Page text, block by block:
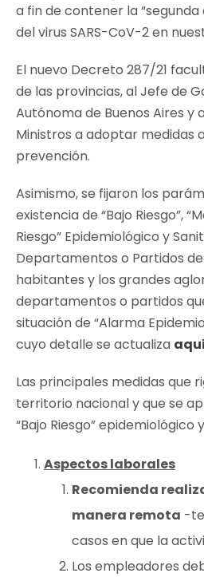
a fin de contener la
del virus SARS-CoV-2 en
El nuevo Decreto 287/21
de las provincias, al Jefe de
Autónoma de Buenos Aires y
Ministros a adoptar medidas
prevención.
Asimismo, se fijaron los
existencia de “Bajo Riesgo”,
Riesgo” Epidemiológico y
Departamentos o Partidos
habitantes y los grandes
departamentos o partidos
situación de “Alarma
cuyo detalle se actualiza
Las principales medidas que
territorio nacional y que se
“Bajo Riesgo” epidemiológico
Aspectos laborales
Recomienda
manera remota -
casos en que la
Los empleadores